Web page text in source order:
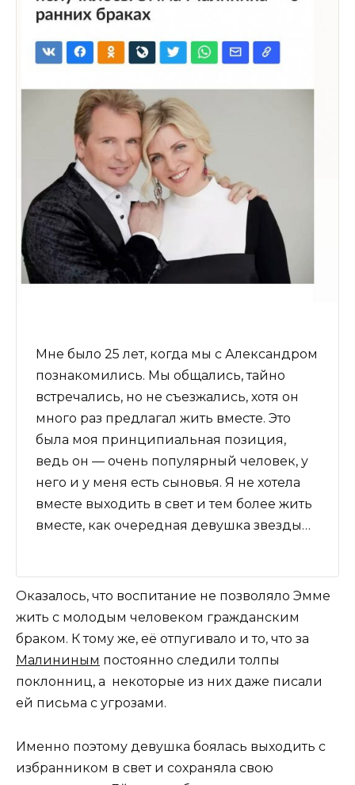
Мне было 25 лет, когда мы с Александром
познакомились. Мы общались, тайно
встречались, но не съезжались, хотя он
много раз предлагал жить вместе. Это
была моя принципиальная позиция,
ведь он — очень популярный человек, у
него и у меня есть сыновья. Я не хотела
вместе выходить в свет и тем более жить
вместе, как очередная девушка звезды…
Оказалось, что воспитание не позволяло Эмме
жить с молодым человеком гражданским
браком. К тому же, её отпугивало и то, что за
Малининым постоянно следили толпы
поклонниц, а некоторые из них даже писали
ей письма с угрозами.
Именно поэтому девушка боялась выходить с
избранником в свет и сохраняла свою